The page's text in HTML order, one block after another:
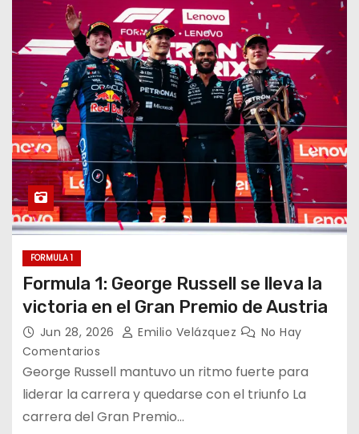
FORMULA 1
Formula 1: George Russell se lleva la
victoria en el Gran Premio de Austria
Jun 28, 2026 Emilio Velázquez
No Hay
Comentarios
George Russell mantuvo un ritmo fuerte para
liderar la carrera y quedarse con el triunfo La
carrera del Gran Premio…